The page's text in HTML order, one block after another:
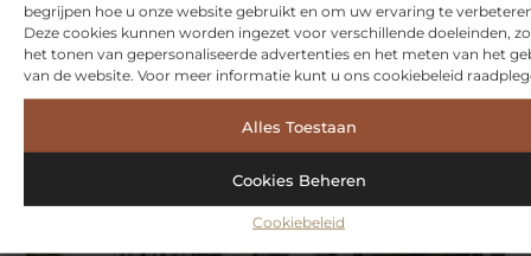
begrijpen hoe u onze website gebruikt en om uw ervaring te
Deze cookies kunnen worden ingezet voor verschillende doeleinden,
het tonen van gepersonaliseerde advertenties en het meten van het
van de website. Voor meer informatie kunt u ons cookiebeleid
Alles Toestaan
Cookies Beheren
Cookiebeleid
Symbiont360: Innovatieve EMS-training in Utrecht voor een